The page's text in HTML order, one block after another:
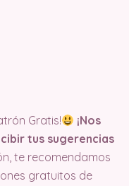
Gratis!
¡Nos
tus sugerencias
te recomendamos
gratuitos de